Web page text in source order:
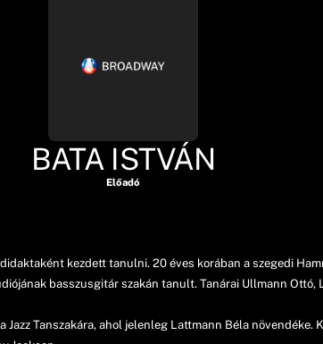
BATA ISTVÁN
Előadó
kezdett tanulni. 20 éves korában a szegedi
basszusgitár szakán tanult. Tanárai Ullmann Ottó,
Tanszakára, ahol jelenleg Lattmann Béla növendéke.